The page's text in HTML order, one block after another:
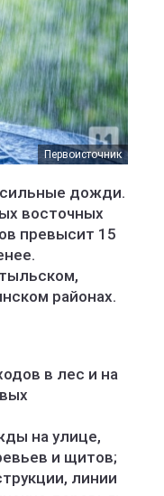
Первоисточник
дожди.
восточных
превысит 15
районах.
в лес и на
на улице,
и щитов;
линии